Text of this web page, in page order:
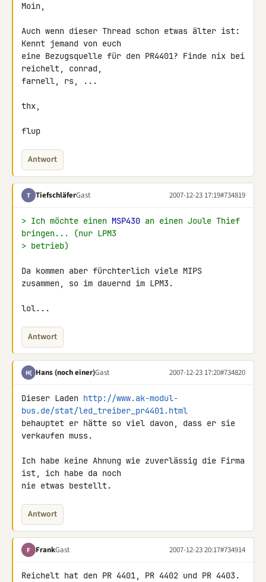
Moin,
Auch wenn dieser Thread schon etwas älter ist:
Kennt jemand von euch
eine Bezugsquelle für den PR4401? Finde nix bei
reichelt, conrad,
farnell, rs, ...
thx,
flup
Antwort
T TiefschläferGast 2007-12-23 17:19#734819
> Ich möchte einen MSP430 an einen Joule Thief
bringen... (nur LPM3
> betrieb)
Da kommen aber fürchterlich viele MIPS
zusammen, so im dauernd im LPM3.
lol...
Antwort
H( Hans (noch einer)Gast 2007-12-23 17:20#734820
Dieser Laden http://www.ak-modul-
bus.de/stat/led_treiber_pr4401.html
behauptet er hätte so viel davon, dass er sie
verkaufen muss.
Ich habe keine Ahnung wie zuverlässig die Firma
ist, ich habe da noch
nie etwas bestellt.
Antwort
F FrankGast 2007-12-23 20:17#734914
Reichelt hat den PR 4401, PR 4402 und PR 4403.